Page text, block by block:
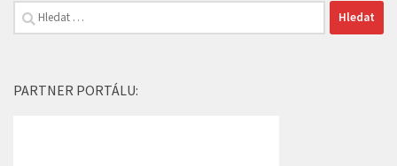
Vyhledávání
PARTNER PORTÁLU: